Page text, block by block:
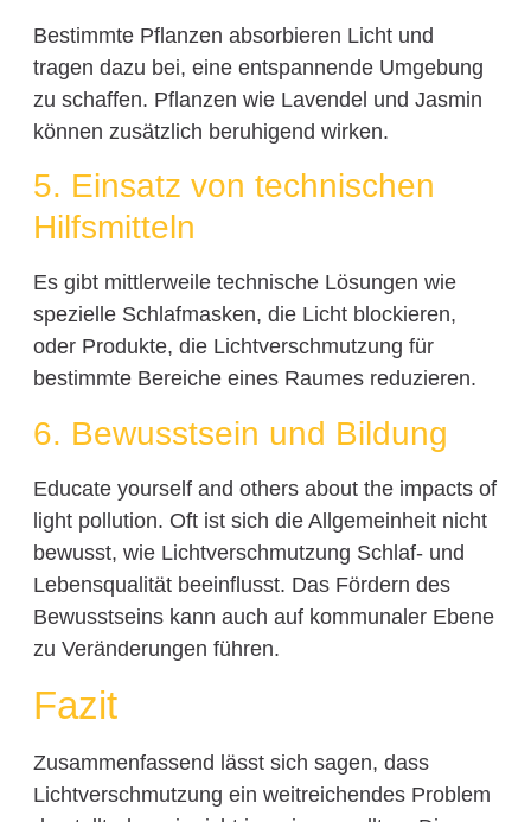
Bestimmte Pflanzen absorbieren Licht und
tragen dazu bei, eine entspannende Umgebung
zu schaffen. Pflanzen wie Lavendel und Jasmin
können zusätzlich beruhigend wirken.
5. Einsatz von technischen
Hilfsmitteln
Es gibt mittlerweile technische Lösungen wie
spezielle Schlafmasken, die Licht blockieren,
oder Produkte, die Lichtverschmutzung für
bestimmte Bereiche eines Raumes reduzieren.
6. Bewusstsein und Bildung
Educate yourself and others about the impacts of
light pollution. Oft ist sich die Allgemeinheit nicht
bewusst, wie Lichtverschmutzung Schlaf- und
Lebensqualität beeinflusst. Das Fördern des
Bewusstseins kann auch auf kommunaler Ebene
zu Veränderungen führen.
Fazit
Zusammenfassend lässt sich sagen, dass
Lichtverschmutzung ein weitreichendes Problem